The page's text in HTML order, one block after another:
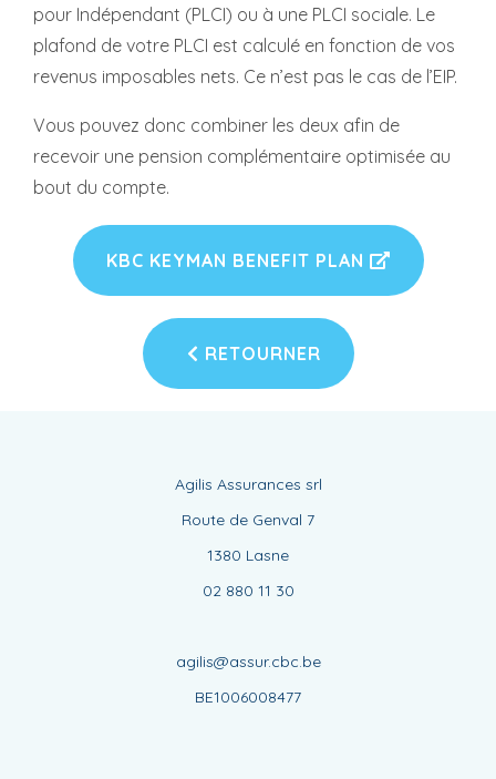
pour Indépendant (PLCI) ou à une PLCI sociale. Le
plafond de votre PLCI est calculé en fonction de vos
revenus imposables nets. Ce n’est pas le cas de l’EIP.
Vous pouvez donc combiner les deux afin de
recevoir une pension complémentaire optimisée au
bout du compte.
KBC KEYMAN BENEFIT PLAN
RETOURNER
Agilis Assurances srl
Route de Genval 7
1380 Lasne
02 880 11 30
agilis@assur.cbc.be
BE1006008477